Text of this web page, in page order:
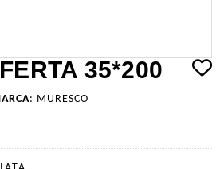
35*200
: MURESCO